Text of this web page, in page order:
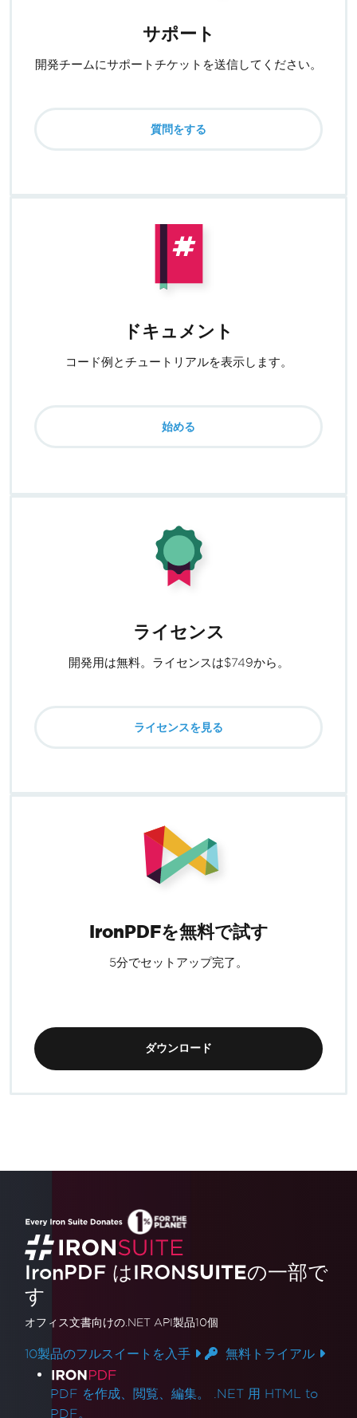
サポート
開発チームにサポートチケットを送信してください。
質問をする
ドキュメント
コード例とチュートリアルを表示します。
始める
ライセンス
開発用は無料。ライセンスは$749から。
ライセンスを見る
IronPDFを無料で試す
5分でセットアップ完了。
ダウンロード
IronPDF はIRONSUITEの一部で
す
オフィス文書向けの.NET API製品10個
10製品のフルスイートを入手 無料トライアル
製品リンク
PDF を作成、閲覧、編集。 .NET 用 HTML to
PDF。